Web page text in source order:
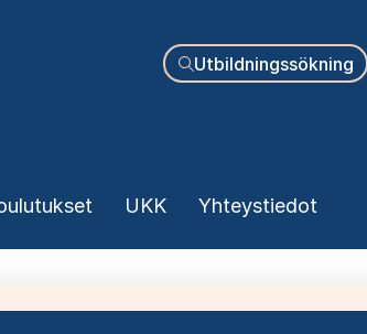
Utbildningssökning
UKK Yhteystiedot